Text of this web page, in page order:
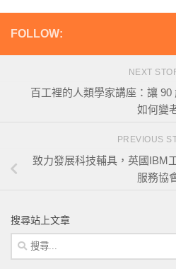
FOLLOW:
NEXT
百工裡的人類學家講座：讓
如何變
PREVIOUS
致力發展科技輔具，英國IBM
服務協
搜尋站上文章
搜
尋